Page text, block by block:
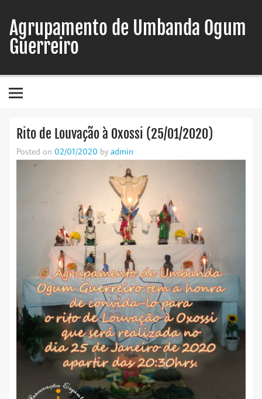
content
Agrupamento de Umbanda Ogum
Guerreiro
Rito de Louvação à Oxossi (25/01/2020)
Posted on 02/01/2020 by admin